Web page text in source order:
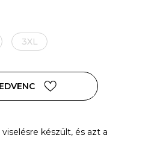
3XL
készült, és azt a